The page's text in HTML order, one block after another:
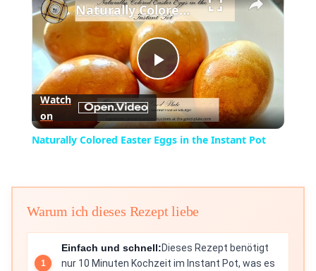
Play
Video
Naturally Colored Easter Eggs in the Instant Pot
Watch
on
Naturally Colored Easter Eggs in the Instant Pot
Warum ich dieses Rezept liebe
Einfach und schnell:Dieses Rezept benötigt
nur 10 Minuten Kochzeit im Instant Pot, was es